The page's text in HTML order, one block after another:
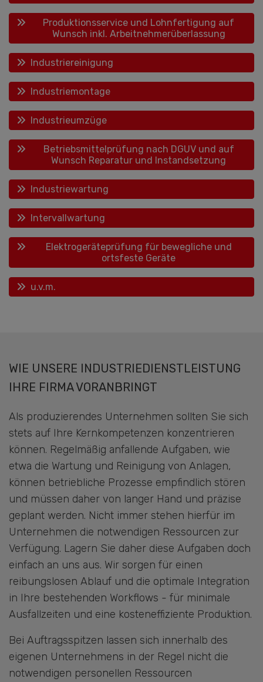
Produktionsservice und Lohnfertigung auf
Wunsch inkl. Arbeitnehmerüberlassung
Industriereinigung
Industriemontage
Industrieumzüge
Betriebsmittelprüfung nach DGUV und auf
Wunsch Reparatur und Instandsetzung
Industriewartung
Intervallwartung
Elektrogeräteprüfung für bewegliche und
ortsfeste Geräte
u.v.m.
WIE UNSERE INDUSTRIEDIENSTLEISTUNG
IHRE FIRMA VORANBRINGT
Als produzierendes Unternehmen sollten Sie sich
stets auf Ihre Kernkompetenzen konzentrieren
können. Regelmäßig anfallende Aufgaben, wie
etwa die Wartung und Reinigung von Anlagen,
können betriebliche Prozesse empfindlich stören
und müssen daher von langer Hand und präzise
geplant werden. Nicht immer stehen hierfür im
Unternehmen die notwendigen Ressourcen zur
Verfügung. Lagern Sie daher diese Aufgaben doch
einfach an uns aus. Wir sorgen für einen
reibungslosen Ablauf und die optimale Integration
in Ihre bestehenden Workflows - für minimale
Ausfallzeiten und eine kosteneffiziente Produktion.
Bei Auftragsspitzen lassen sich innerhalb des
eigenen Unternehmens in der Regel nicht die
notwendigen personellen Ressourcen